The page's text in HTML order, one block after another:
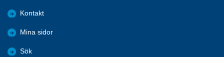
Kontakt
Mina sidor
Sök